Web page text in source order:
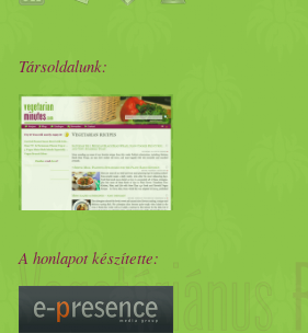
Társoldalunk:
A honlapot készítette: